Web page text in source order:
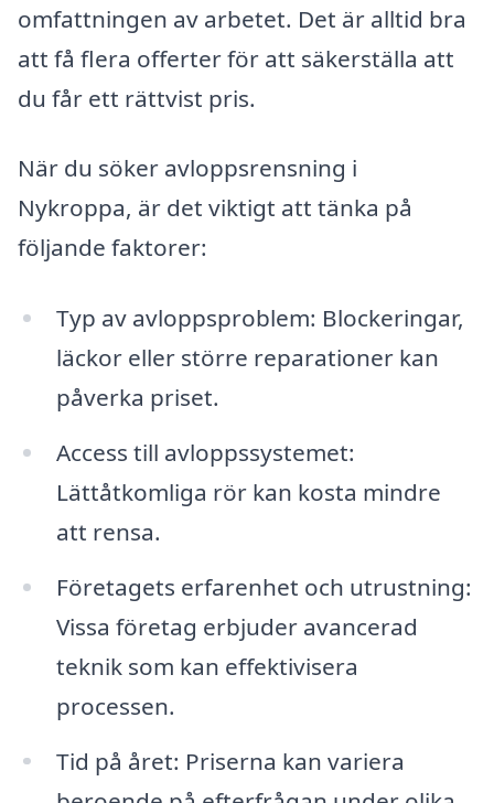
omfattningen av arbetet. Det är alltid bra
att få flera offerter för att säkerställa att
du får ett rättvist pris.
När du söker avloppsrensning i
Nykroppa, är det viktigt att tänka på
följande faktorer:
Typ av avloppsproblem: Blockeringar,
läckor eller större reparationer kan
påverka priset.
Access till avloppssystemet:
Lättåtkomliga rör kan kosta mindre
att rensa.
Företagets erfarenhet och utrustning:
Vissa företag erbjuder avancerad
teknik som kan effektivisera
processen.
Tid på året: Priserna kan variera